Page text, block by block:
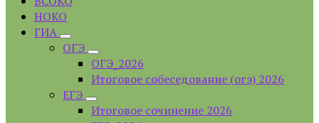
НОКО
ГИА
ОГЭ
ОГЭ_2026
Итоговое собеседование (огэ) 2026
ЕГЭ
Итоговое сочинение 2026